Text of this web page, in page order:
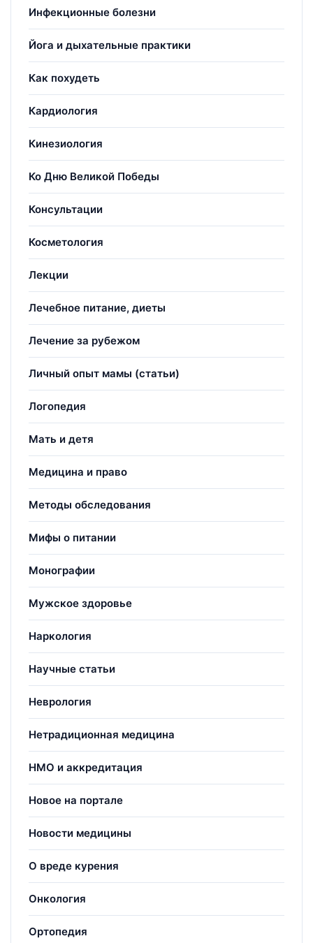
Инфекционные болезни
Йога и дыхательные практики
Как похудеть
Кардиология
Кинезиология
Ко Дню Великой Победы
Консультации
Косметология
Лекции
Лечебное питание, диеты
Лечение за рубежом
Личный опыт мамы (статьи)
Логопедия
Мать и детя
Медицина и право
Методы обследования
Мифы о питании
Монографии
Мужское здоровье
Наркология
Научные статьи
Неврология
Нетрадиционная медицина
НМО и аккредитация
Новое на портале
Новости медицины
О вреде курения
Онкология
Ортопедия